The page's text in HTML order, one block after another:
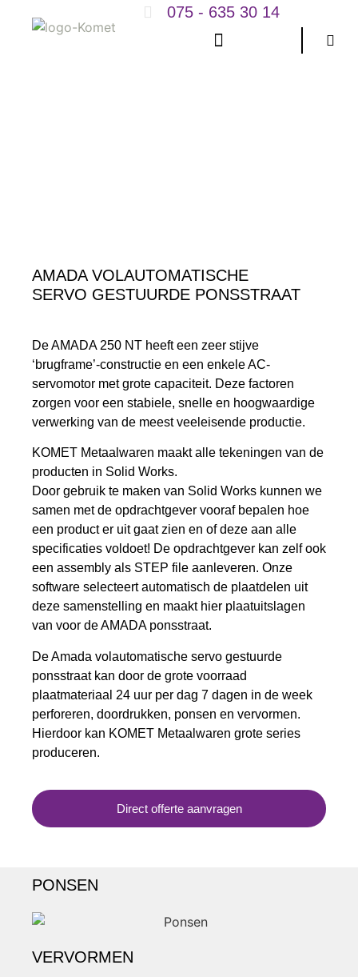
075 - 635 30 14
AMADA VOLAUTOMATISCHE
SERVO GESTUURDE PONSSTRAAT
De AMADA 250 NT heeft een zeer stijve
‘brugframe’-constructie en een enkele AC-
servomotor met grote capaciteit. Deze factoren
zorgen voor een stabiele, snelle en hoogwaardige
verwerking van de meest veeleisende productie.
KOMET Metaalwaren maakt alle tekeningen van de
producten in Solid Works.
Door gebruik te maken van Solid Works kunnen we
samen met de opdrachtgever vooraf bepalen hoe
een product er uit gaat zien en of deze aan alle
specificaties voldoet! De opdrachtgever kan zelf ook
een assembly als STEP file aanleveren. Onze
software selecteert automatisch de plaatdelen uit
deze samenstelling en maakt hier plaatuitslagen
van voor de AMADA ponsstraat.
De Amada volautomatische servo gestuurde
ponsstraat kan door de grote voorraad
plaatmateriaal 24 uur per dag 7 dagen in de week
perforeren, doordrukken, ponsen en vervormen.
Hierdoor kan KOMET Metaalwaren grote series
produceren.
Direct offerte aanvragen
PONSEN
VERVORMEN